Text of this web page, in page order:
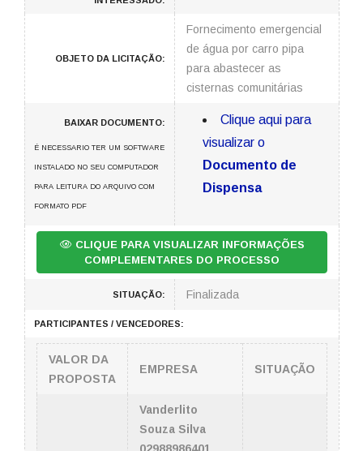
OBJETO DA LICITAÇÃO:
Fornecimento emergencial
de água por carro pipa
para abastecer as
cisternas comunitárias
BAIXAR DOCUMENTO:
É NECESSARIO TER UM SOFTWARE
INSTALADO NO SEU COMPUTADOR
PARA LEITURA DO ARQUIVO COM
FORMATO PDF
Clique aqui para
visualizar o
Documento de
Dispensa
CLIQUE PARA VISUALIZAR INFORMAÇÕES
COMPLEMENTARES DO PROCESSO
SITUAÇÃO: Finalizada
PARTICIPANTES / VENCEDORES:
VALOR DA
PROPOSTA
EMPRESA SITUAÇÃO
Vanderlito
Souza Silva